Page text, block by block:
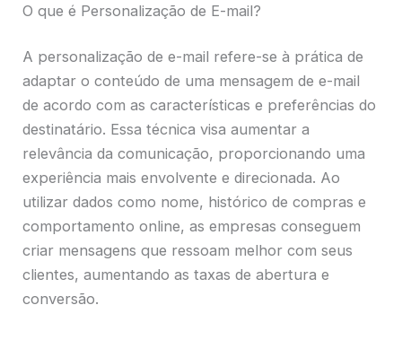
O que é Personalização de E-mail?
A personalização de e-mail refere-se à prática de
adaptar o conteúdo de uma mensagem de e-mail
de acordo com as características e preferências do
destinatário. Essa técnica visa aumentar a
relevância da comunicação, proporcionando uma
experiência mais envolvente e direcionada. Ao
utilizar dados como nome, histórico de compras e
comportamento online, as empresas conseguem
criar mensagens que ressoam melhor com seus
clientes, aumentando as taxas de abertura e
conversão.